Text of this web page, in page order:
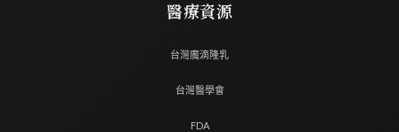
醫療資源
台灣魔滴隆乳
台灣醫學會
FDA